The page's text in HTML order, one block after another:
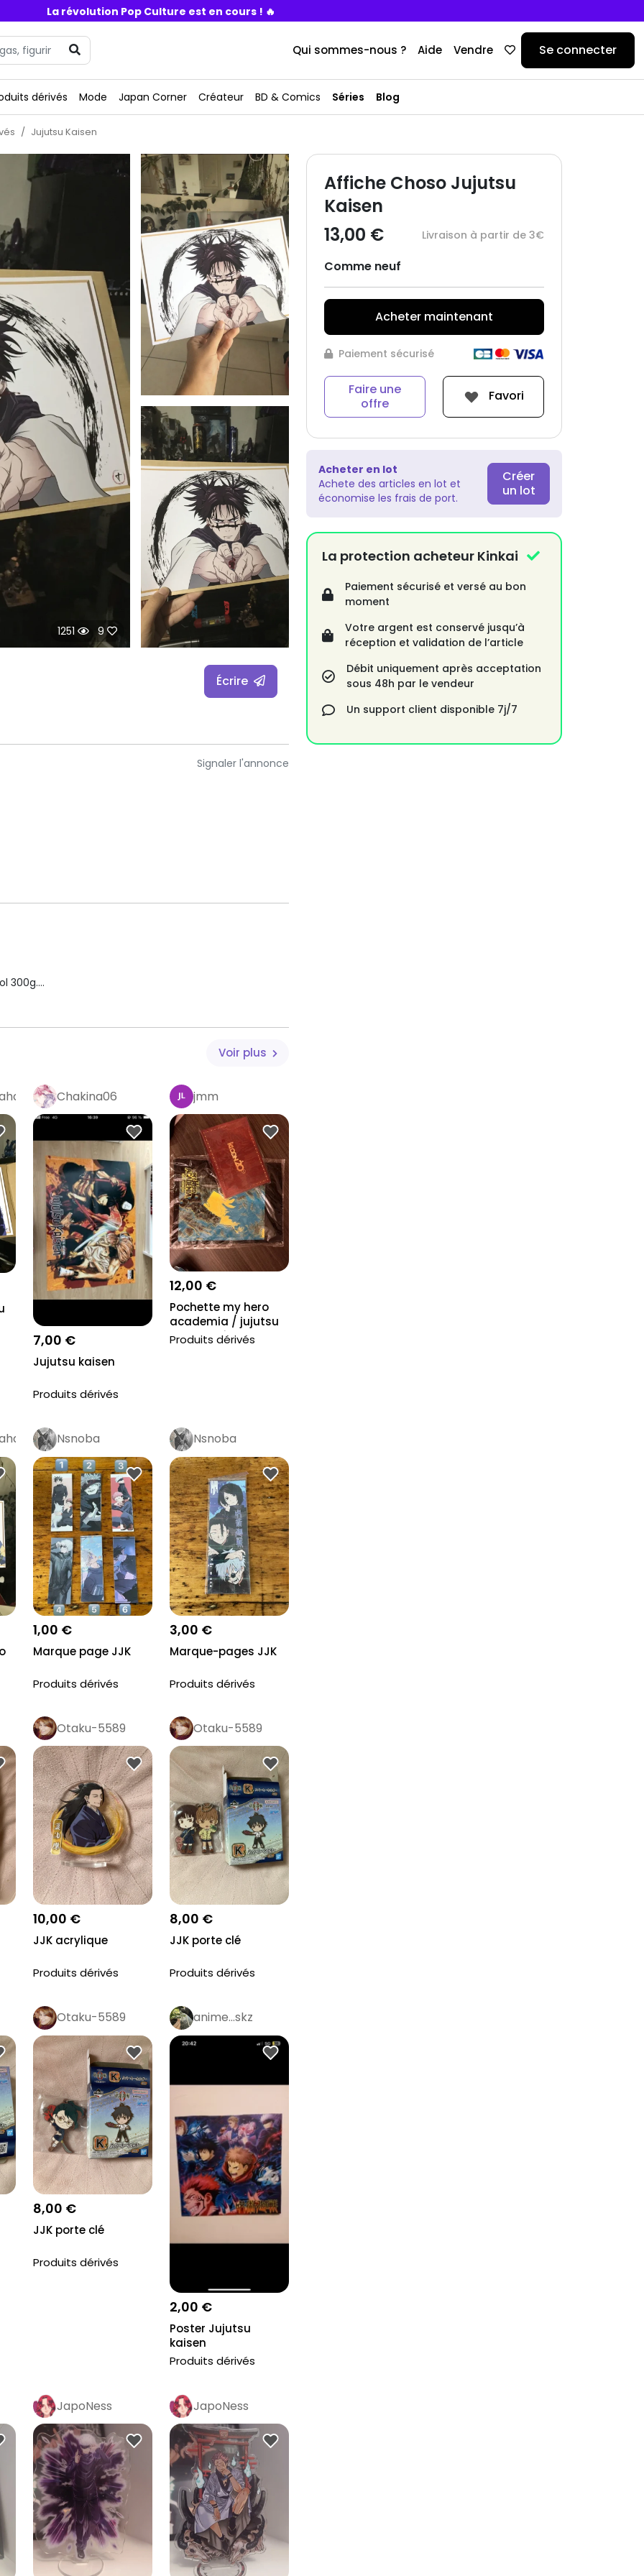
La révolution Pop Culture est en cours ! 🔥
Qui sommes-nous ? Aide Vendre Se connecter
dérivés Mode Japan Corner Créateur BD & Comics Séries Blog
Jujutsu Kaisen
1251 9
Écrire
Signaler l'annonce
300g.
#yuta #yutaokkotsu #yutajjk #yutajujutsukaisen
#choso #maki #makizenin #zenin #inumaki
Voir plus
Chakina06
7,00 €
Jujutsu kaisen
Produits dérivés
jmm
12,00 €
Pochette my hero
academia / jujutsu
kaisen + écrin...
Produits dérivés
Nsnoba
1,00 €
Marque page JJK
Produits dérivés
Nsnoba
3,00 €
Marque-pages JJK
Produits dérivés
Otaku-5589
10,00 €
JJK acrylique
Produits dérivés
Otaku-5589
8,00 €
JJK porte clé
Produits dérivés
Otaku-5589
8,00 €
JJK porte clé
Produits dérivés
anime…skz
2,00 €
Poster Jujutsu
kaisen
Produits dérivés
JapoNess JapoNess
Affiche Choso Jujutsu
Kaisen
13,00 €
Livraison à partir de 3€
Comme neuf
Acheter maintenant
Paiement sécurisé
Faire une
offre
Favori
Acheter en lot
Achete des articles en lot et
économise les frais de port.
Créer
un lot
La protection acheteur Kinkai
Paiement sécurisé et versé au bon
moment
Votre argent est conservé jusqu’à
réception et validation de l’article
Débit uniquement après acceptation
sous 48h par le vendeur
Un support client disponible 7j/7